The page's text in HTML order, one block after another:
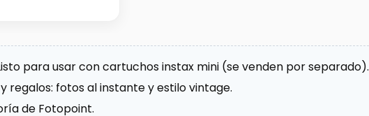
para usar con cartuchos instax mini (se venden por separado).
regalos: fotos al instante y estilo vintage.
de Fotopoint.